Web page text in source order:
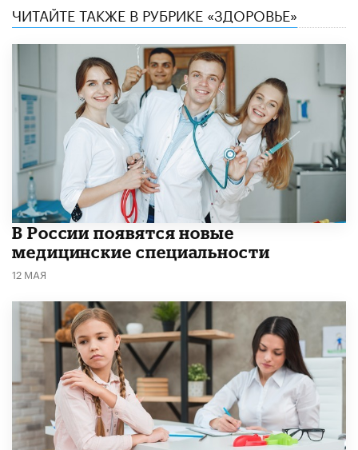
ЧИТАЙТЕ ТАКЖЕ В РУБРИКЕ «ЗДОРОВЬЕ»
В России появятся новые
медицинские специальности
12 МАЯ